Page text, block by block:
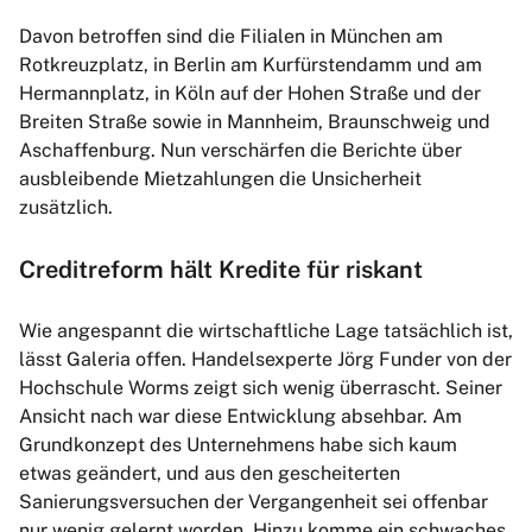
Davon betroffen sind die Filialen in München am
Rotkreuzplatz, in Berlin am Kurfürstendamm und am
Hermannplatz, in Köln auf der Hohen Straße und der
Breiten Straße sowie in Mannheim, Braunschweig und
Aschaffenburg. Nun verschärfen die Berichte über
ausbleibende Mietzahlungen die Unsicherheit
zusätzlich.
Creditreform hält Kredite für riskant
Wie angespannt die wirtschaftliche Lage tatsächlich ist,
lässt Galeria offen. Handelsexperte Jörg Funder von der
Hochschule Worms zeigt sich wenig überrascht. Seiner
Ansicht nach war diese Entwicklung absehbar. Am
Grundkonzept des Unternehmens habe sich kaum
etwas geändert, und aus den gescheiterten
Sanierungsversuchen der Vergangenheit sei offenbar